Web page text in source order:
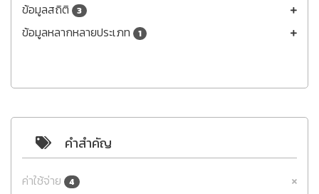
ข้อมูลสถิติ 3
ข้อมูลหลากหลายประเภท 1
คำสำคัญ
ค่าใช้จ่าย 4